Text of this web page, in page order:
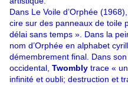
Dans Le Voile d’Orphée
cire sur des panneaux de toile
délai sans temps ». Dans la
nom d’Orphée en alphabet
démembrement final. Dans
occidental, Twombly trace «
infinité et oubli; destruction et